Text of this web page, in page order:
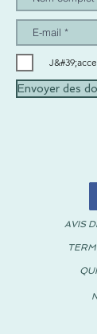
Envoyer des
AVIS